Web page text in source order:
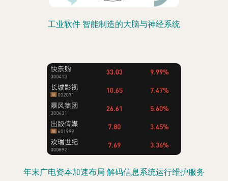
工业软件 智能制造的大脑与神经系统
年末广电资本加速布局 解码信息系统运行维护服务